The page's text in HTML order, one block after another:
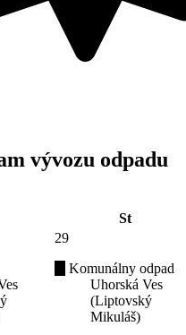
vývozu odpadu
St
29
Komunálny odpad
Uhorská Ves
(Liptovský
Mikuláš)